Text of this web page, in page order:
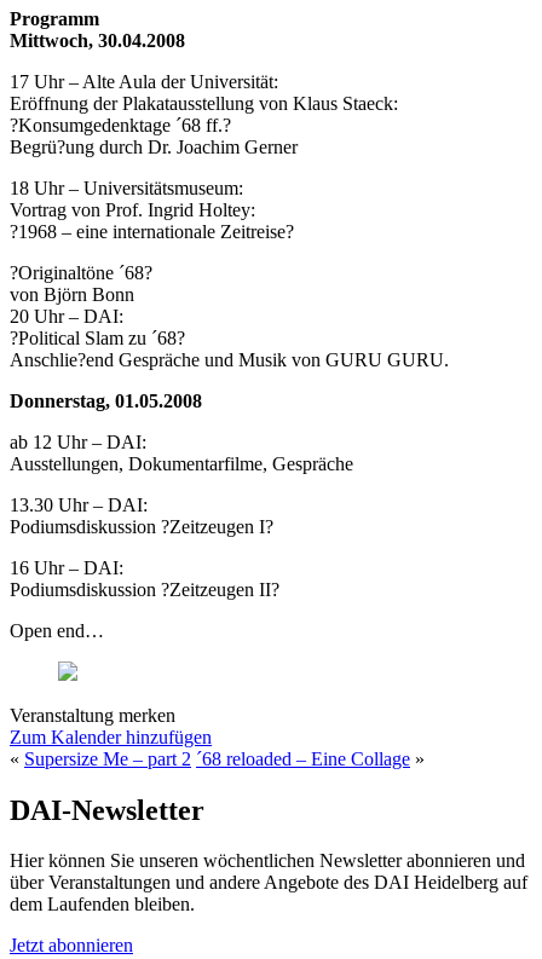
Programm
Mittwoch, 30.04.2008
17 Uhr – Alte Aula der Universität:
Eröffnung der Plakatausstellung von Klaus Staeck:
?Konsumgedenktage ´68 ff.?
Begrü?ung durch Dr. Joachim Gerner
18 Uhr – Universitätsmuseum:
Vortrag von Prof. Ingrid Holtey:
?1968 – eine internationale Zeitreise?
?Originaltöne ´68?
von Björn Bonn
20 Uhr – DAI:
?Political Slam zu ´68?
Anschlie?end Gespräche und Musik von GURU GURU.
Donnerstag, 01.05.2008
ab 12 Uhr – DAI:
Ausstellungen, Dokumentarfilme, Gespräche
13.30 Uhr – DAI:
Podiumsdiskussion ?Zeitzeugen I?
16 Uhr – DAI:
Podiumsdiskussion ?Zeitzeugen II?
Open end…
Veranstaltung merken
Zum Kalender hinzufügen
« Supersize Me – part 2 ´68 reloaded – Eine Collage »
DAI-Newsletter
Hier können Sie unseren wöchentlichen Newsletter abonnieren und
über Veranstaltungen und andere Angebote des DAI Heidelberg auf
dem Laufenden bleiben.
Jetzt abonnieren